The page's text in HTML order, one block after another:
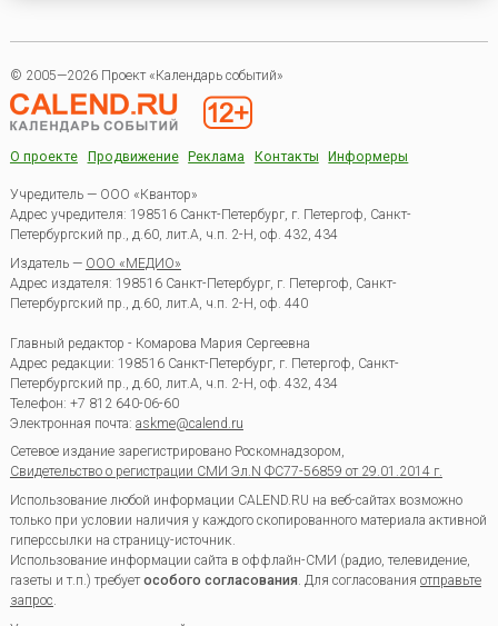
© 2005—2026 Проект «Календарь событий»
О проекте Продвижение Реклама Контакты Информеры
Учредитель — ООО «Квантор»
Адрес учредителя: 198516 Санкт-Петербург, г. Петергоф, Санкт-
Петербургский пр., д.60, лит.А, ч.п. 2-Н, оф. 432, 434
Издатель — ООО «МЕДИО»
Адрес издателя: 198516 Санкт-Петербург, г. Петергоф, Санкт-
Петербургский пр., д.60, лит.А, ч.п. 2-Н, оф. 440
Главный редактор - Комарова Мария Сергеевна
Адрес редакции: 198516 Санкт-Петербург, г. Петергоф, Санкт-
Петербургский пр., д.60, лит.А, ч.п. 2-Н, оф. 432, 434
Телефон: +7 812 640-06-60
Электронная почта: askme@calend.ru
Сетевое издание зарегистрировано Роскомнадзором,
Свидетельство о регистрации СМИ Эл.N ФС77-56859 от 29.01.2014 г.
Использование любой информации CALEND.RU на веб-сайтах возможно
только при условии наличия у каждого скопированного материала активной
гиперссылки на страницу-источник.
Использование информации сайта в оффлайн-СМИ (радио, телевидение,
газеты и т.п.) требуетособого согласования. Для согласования отправьте
запрос.